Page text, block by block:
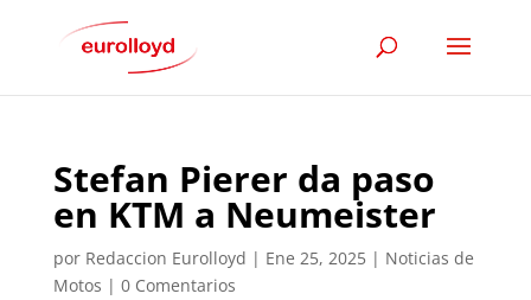
Stefan Pierer da paso
en KTM a Neumeister
por Redaccion Eurolloyd | Ene 25, 2025| Noticias de
Motos | 0 Comentarios